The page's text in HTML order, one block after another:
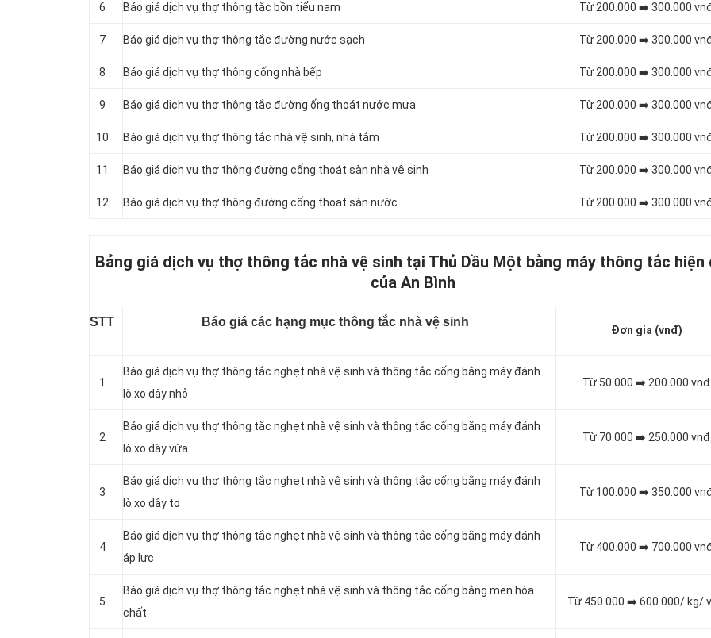
6 Báo giá dịch vụ thợ thông tắc bồn tiểu nam Từ 200.000 ➡️ 300.000
7 Báo giá dịch vụ thợ thông tắc đường nước sạch Từ 200.000 ➡️ 300.000
8 Báo giá dịch vụ thợ thông cống nhà bếp Từ 200.000 ➡️ 300.000
9 Báo giá dịch vụ thợ thông tắc đường ống thoát nước mưa Từ 200.000 ➡️ 300.000
10 Báo giá dịch vụ thợ thông tắc nhà vệ sinh, nhà tắm Từ 200.000 ➡️ 300.000
11 Báo giá dịch vụ thợ thông đường cống thoát sàn nhà vệ sinh Từ 200.000 ➡️ 300.000
12 Báo giá dịch vụ thợ thông đường cống thoat sàn nước Từ 200.000 ➡️ 300.000
Bảng giá dịch vụ thợ thông tắc nhà vệ sinh tại Thủ Dầu Một bằng máy thông tắc hiện
của An Bình
STT Báo giá các hạng mục thông tắc nhà vệ sinh
Đơn gia (vnđ)
1
Báo giá dịch vụ thợ thông tắc nghẹt nhà vệ sinh và thông tắc cống bằng máy đánh
lò xo dây nhỏ
Từ 50.000 ➡️ 200.000 vnđ
2
Báo giá dịch vụ thợ thông tắc nghẹt nhà vệ sinh và thông tắc cống bằng máy đánh
lò xo dây vừa
Từ 70.000 ➡️ 250.000 vnđ
3
Báo giá dịch vụ thợ thông tắc nghẹt nhà vệ sinh và thông tắc cống bằng máy đánh
lò xo dây to
Từ 100.000 ➡️ 350.000
4
Báo giá dịch vụ thợ thông tắc nghẹt nhà vệ sinh và thông tắc cống bằng máy đánh
áp lực
Từ 400.000 ➡️ 700.000
5
Báo giá dịch vụ thợ thông tắc nghẹt nhà vệ sinh và thông tắc cống bằng men hóa
chất
Từ 450.000 ➡️ 600.000/ kg/